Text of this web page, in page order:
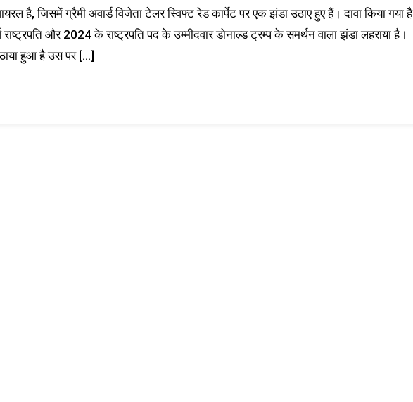
है, जिसमें ग्रैमी अवार्ड विजेता टेलर स्विफ्ट रेड कार्पेट पर एक झंडा उठाए हुए हैं। दावा किया गया है
और 2024 के राष्ट्रपति पद के उम्मीदवार डोनाल्ड ट्रम्प के समर्थन वाला झंडा लहराया है।
हुआ है उस पर […]